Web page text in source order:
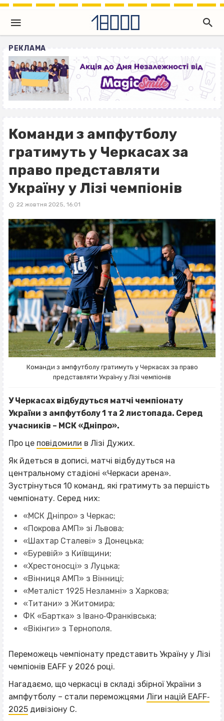
РЕКЛАМА
Команди з ампфутболу
гратимуть у Черкасах за
право представляти
Україну у Лізі чемпіонів
22 жовтня 2025, 16:01
Команди з ампфутболу гратимуть у Черкасах за право
представляти Україну у Лізі чемпіонів
У Черкасах відбудуться матчі чемпіонату
України з ампфутболу 1 та 2 листопада. Серед
учасників – МСК «Дніпро».
Про це повідомили в Лізі Дужих.
Як йдеться в дописі, матчі відбудуться на
центральному стадіоні «Черкаси арена».
Зустрінуться 10 команд, які гратимуть за першість
чемпіонату. Серед них:
«МСК Дніпро» з Черкас;
«Покрова АМП» зі Львова;
«Шахтар Сталеві» з Донецька;
«Буревій» з Київщини;
«Хрестоносці» з Луцька;
«Вінниця АМП» з Вінниці;
«Металіст 1925 Незламні» з Харкова;
«Титани» з Житомира;
ФК «Бартка» з Івано‐Франківська;
«Вікінги» з Тернополя.
Переможець чемпіонату представить Україну у Лізі
чемпіонів EAFF у 2026 році.
Нагадаємо, що черкасці в складі збірної України з
ампфутболу – стали переможцями Ліги націй EAFF‐
2025 дивізіону C.